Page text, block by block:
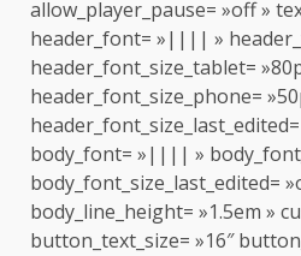
allow_player_pause= »off »
header_font= »|||| »
header_font_size_tablet=
header_font_size_phone=
body_font= »|||| »
body_font_size_last_edited=
body_line_height= »1.5em »
button_text_size= »16″